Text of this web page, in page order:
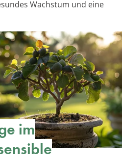
Wachstum und eine
im